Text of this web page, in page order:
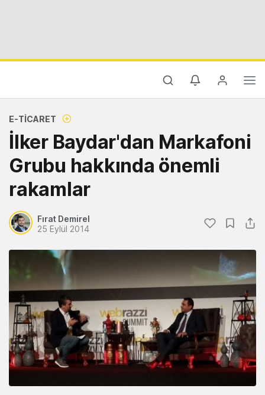
E-TICARET
İlker Baydar'dan Markafoni
Grubu hakkında önemli
rakamlar
Fırat Demirel
25 Eylül 2014